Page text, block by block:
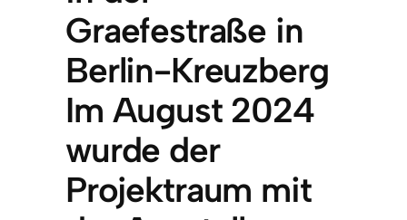
Graefestraße in
Berlin-Kreuzberg
Im August 2024
wurde der
Projektraum mit